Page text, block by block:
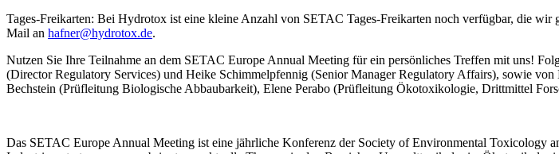
Tages-Freikarten: Bei Hydrotox ist eine kleine Anzahl von SETAC Tages-Freikarten noch verfügbar, die
Mail an hafner@hydrotox.de.
Nutzen Sie Ihre Teilnahme an dem SETAC Europe Annual Meeting für ein persönliches Treffen mit uns!
(Director Regulatory Services) und Heike Schimmelpfennig (Senior Manager Regulatory Affairs), sowie
Bechstein (Prüfleitung Biologische Abbaubarkeit), Elene Perabo (Prüfleitung Ökotoxikologie, Drittmittel
Das SETAC Europe Annual Meeting ist eine jährliche Konferenz der Society of Environmental Toxicology